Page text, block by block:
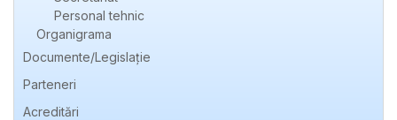
Personal tehnic
Organigrama
Documente/Legislație
Parteneri
Acreditări